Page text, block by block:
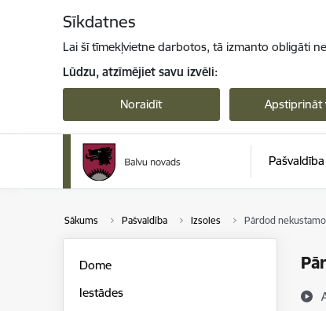
Sīkdatnes
Lai šī tīmekļvietne darbotos, tā izmanto obligāti
Lūdzu, atzīmējiet savu izvēli:
Noraidīt Apstiprināt
Pašvaldība
Sākums Pašvaldība Izsoles Pārdod
Dome
Iestādes